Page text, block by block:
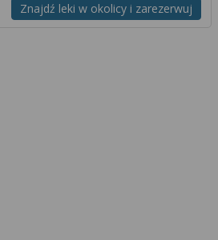
Znajdź leki w okolicy i zarezerwuj